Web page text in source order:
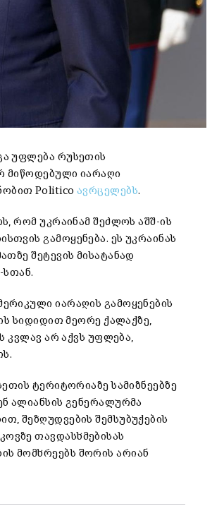
უფლება რუსეთის
მიწოდებული იარაღი
Politico ავრცელებს.
რომ უკრაინამ შეძლოს აშშ-ის
გამოყენება. ეს უკრაინას
შეტევის მისატანად
სთან.
იარაღის გამოყენების
სიდიდით მეორე ქალაქზე,
კვლავ არ აქვს უფლება,
ტერიტორიაზე სამიზნეებზე
ალიანსის გენერალურმა
შეზღუდვების შემსუბუქების
თავდასხმებისას
მომხრეებს შორის არიან